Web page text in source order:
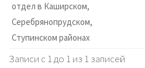
отдел в Каширском,
Серебрянопрудском,
Ступинском районах
Записи с 1 до 1 из 1 записей